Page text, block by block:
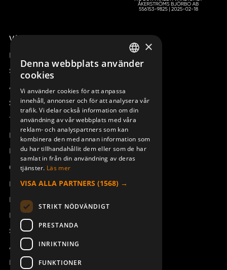
Våra radiostyrningar – översikt
Remotus
Sesam
Access_Ctrl
Support
Teknisk support
Boka service
Manualer och videoinstruktioner
Om Åkerströms
Kontakt
Nyheter
Pressrum
Säkerhet och direktiv
Allmänna villkor
REACH
SWEDISH
DEUTSCH
×
Denna webbplats använder
cookies
Vi använder cookies för att anpassa
innehåll, annonser och för att analysera vår
trafik. Vi delar också information om din
användning av vår webbplats med våra
reklam- och analyspartners som kan
kombinera den med annan information som
du har tillhandahållit dem eller som de har
samlat in från din användning av deras
tjänster. Läs mer
VISA ALLA PARTNERS (1568) →
STRIKT NÖDVÄNDIGT
PRESTANDA
INRIKTNING
FUNKTIONER